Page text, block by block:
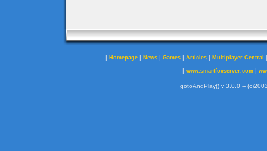
| Homepage | News | Games | Articles | Multiplayer Central
| www.smartfoxserver.com|
gotoAndPlay() v 3.0.0 --